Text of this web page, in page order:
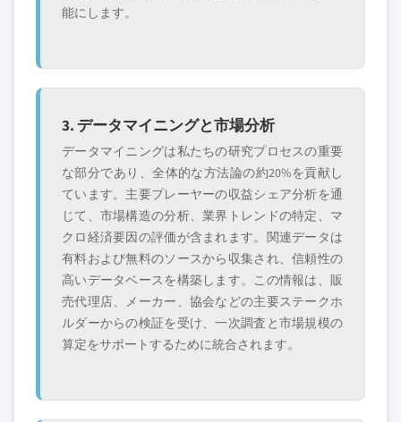
能にします。
3. データマイニングと市場分析
データマイニングは私たちの研究プロセスの重要
な部分であり、全体的な方法論の約20%を貢献し
ています。主要プレーヤーの収益シェア分析を通
じて、市場構造の分析、業界トレンドの特定、マ
クロ経済要因の評価が含まれます。関連データは
有料および無料のソースから収集され、信頼性の
高いデータベースを構築します。この情報は、販
売代理店、メーカー、協会などの主要ステークホ
ルダーからの検証を受け、一次調査と市場規模の
算定をサポートするために統合されます。